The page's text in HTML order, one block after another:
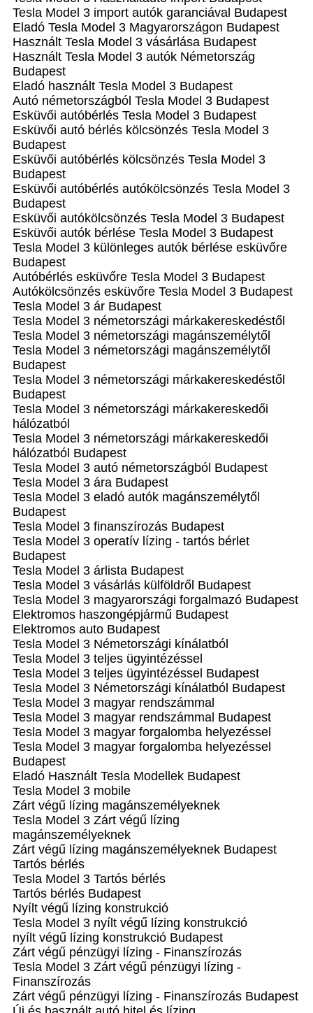
Tesla Model 3 import autók garanciával Budapest
Eladó Tesla Model 3 Magyarországon‎ Budapest
Használt Tesla Model 3 vásárlása Budapest
Használt Tesla Model 3 autók Németország
Budapest
Eladó használt Tesla Model 3 Budapest
Autó németországból Tesla Model 3 Budapest
Esküvői autóbérlés Tesla Model 3 Budapest
Esküvői autó bérlés kölcsönzés Tesla Model 3
Budapest
Esküvői autóbérlés kölcsönzés Tesla Model 3
Budapest
Esküvői autóbérlés autókölcsönzés Tesla Model 3
Budapest
Esküvői autókölcsönzés Tesla Model 3 Budapest
Esküvői autók bérlése Tesla Model 3 Budapest
Tesla Model 3 különleges autók bérlése esküvőre
Budapest
Autóbérlés esküvőre Tesla Model 3 Budapest
Autókölcsönzés esküvőre Tesla Model 3 Budapest
Tesla Model 3 ár Budapest
Tesla Model 3 németországi márkakereskedéstől
Tesla Model 3 németországi magánszemélytől
Tesla Model 3 németországi magánszemélytől
Budapest
Tesla Model 3 németországi márkakereskedéstől
Budapest
Tesla Model 3 németországi márkakereskedői
hálózatból
Tesla Model 3 németországi márkakereskedői
hálózatból Budapest
Tesla Model 3 autó németországból Budapest
Tesla Model 3 ára Budapest
Tesla Model 3 eladó autók magánszemélytől
Budapest
Tesla Model 3 finanszírozás Budapest
Tesla Model 3 operatív lízing - tartós bérlet
Budapest
Tesla Model 3 árlista Budapest
Tesla Model 3 vásárlás külföldről Budapest
Tesla Model 3 magyarországi forgalmazó Budapest
Elektromos haszongépjármű‎ Budapest
Elektromos auto‎ Budapest
Tesla Model 3 Németországi kínálatból
Tesla Model 3 teljes ügyintézéssel
Tesla Model 3 teljes ügyintézéssel Budapest
Tesla Model 3 Németországi kínálatból Budapest
Tesla Model 3 magyar rendszámmal
Tesla Model 3 magyar rendszámmal Budapest
Tesla Model 3 magyar forgalomba helyezéssel
Tesla Model 3 magyar forgalomba helyezéssel
Budapest
Eladó Használt Tesla Modellek Budapest
Tesla Model 3 mobile
Zárt végű lízing magánszemélyeknek
Tesla Model 3 Zárt végű lízing
magánszemélyeknek
Zárt végű lízing magánszemélyeknek Budapest
Tartós bérlés
Tesla Model 3 Tartós bérlés
Tartós bérlés Budapest
Nyílt végű lízing konstrukció
Tesla Model 3 nyílt végű lízing konstrukció
nyílt végű lízing konstrukció Budapest
Zárt végű pénzügyi lízing - Finanszírozás
Tesla Model 3 Zárt végű pénzügyi lízing -
Finanszírozás
Zárt végű pénzügyi lízing - Finanszírozás Budapest